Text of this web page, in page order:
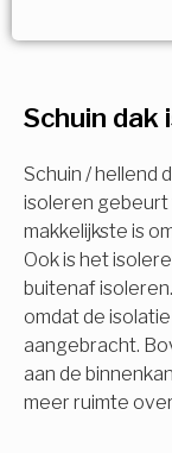
Schuin dak
Schuin / hellend
isoleren gebeurt
makkelijkste is
Ook is het
buitenaf
omdat de
aangebracht.
aan de
meer ruimte
Spouwisolatie
Vloerisolatie
Dakisolatie
Gevelisolatie
Vul uw
Voornaam